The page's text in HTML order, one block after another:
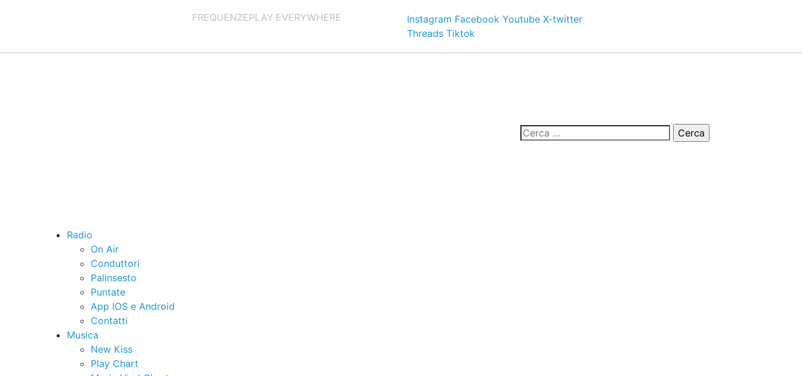
FREQUENZEPLAY EVERYWHERE Instagram Facebook Youtube X-twitter
Threads Tiktok
Radio
On Air
Conduttori
Palinsesto
Puntate
App IOS e Android
Contatti
Musica
New Kiss
Play Chart